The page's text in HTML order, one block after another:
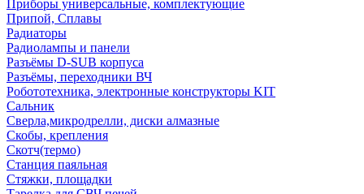
Приборы универсальные, комплектующие
Припой, Сплавы
Радиаторы
Радиолампы и панели
Разъёмы D-SUB корпуса
Разъёмы, переходники ВЧ
Робототехника, электронные конструкторы KIT
Сальник
Сверла,микродрелли, диски алмазные
Скобы, крепления
Скотч(термо)
Станция паяльная
Стяжки, площадки